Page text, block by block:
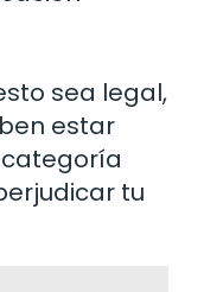
sea legal,
estar
tu